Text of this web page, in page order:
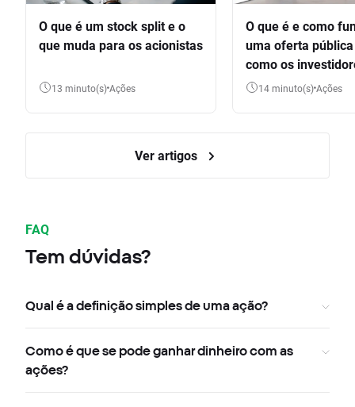
O que é um stock split e o
que muda para os acionistas
13 minuto(s) Ações
O que é e como
uma oferta
como os
participar
14 minuto(s) Ações
Ver artigos
FAQ
Tem dúvidas?
Qual é a definição simples de uma ação?
Como é que se pode ganhar dinheiro com as
ações?